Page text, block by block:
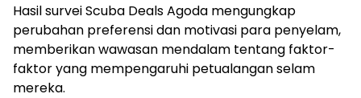
Hasil survei Scuba Deals Agoda mengungkap
perubahan preferensi dan motivasi para penyelam,
memberikan wawasan mendalam tentang faktor-
faktor yang mempengaruhi petualangan selam
mereka.